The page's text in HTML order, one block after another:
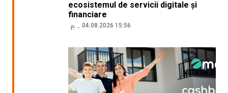
ecosistemul de servicii digitale și
financiare
P. 04.08.2026 15:56